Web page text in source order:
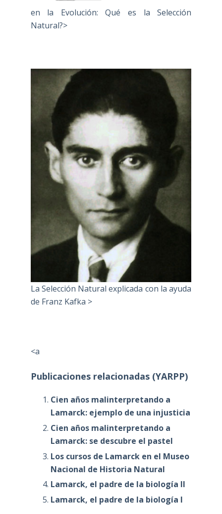
en la Evolución: Qué es la Selección
Natural?>
La Selección Natural explicada con la ayuda
de Franz Kafka >
<a
Publicaciones relacionadas (YARPP)
Cien años malinterpretando a
Lamarck: ejemplo de una injusticia
Cien años malinterpretando a
Lamarck: se descubre el pastel
Los cursos de Lamarck en el Museo
Nacional de Historia Natural
Lamarck, el padre de la biología II
Lamarck, el padre de la biología I